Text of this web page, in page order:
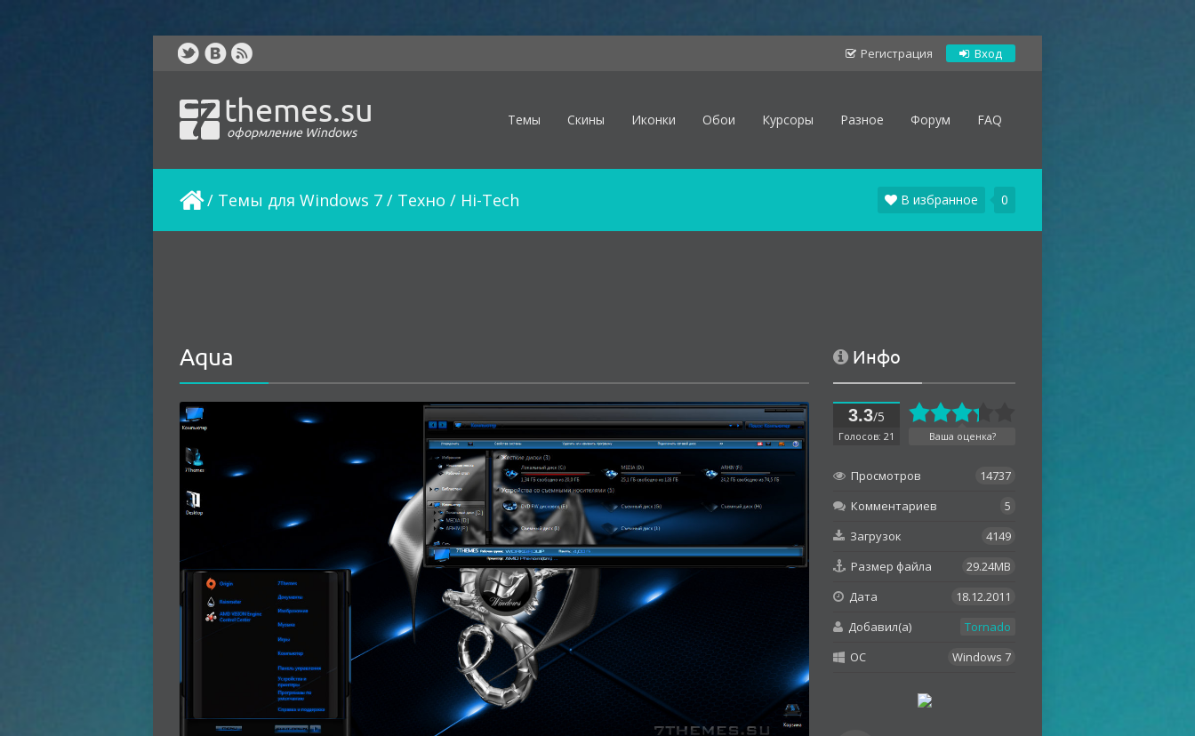
Регистрация Вход
themes.su
оформление Windows
Темы Скины Иконки Обои Курсоры Разное Форум FAQ
/ Темы для Windows 7 / Техно / Hi-Tech 0
В избранное
Aqua Инфо
3.3/5
Голосов: 21 Ваша оценка?
Просмотров
14737
Комментариев
5
Загрузок
4149
Размер файла
29.24MB
Дата
18.12.2011
Добавил(а)
Tornado
OC
Windows 7